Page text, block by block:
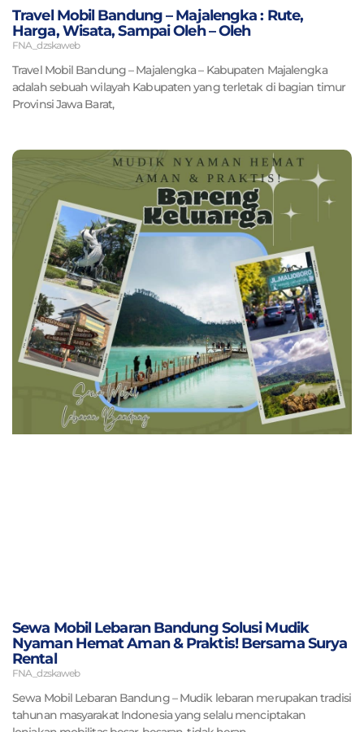
Travel Mobil Bandung – Majalengka : Rute,
Harga, Wisata, Sampai Oleh – Oleh
FNA_dzskaweb
Travel Mobil Bandung – Majalengka – Kabupaten Majalengka
adalah sebuah wilayah Kabupaten yang terletak di bagian timur
Provinsi Jawa Barat,
Sewa Mobil Lebaran Bandung Solusi Mudik
Nyaman Hemat Aman & Praktis! Bersama Surya
Rental
FNA_dzskaweb
Sewa Mobil Lebaran Bandung – Mudik lebaran merupakan tradisi
tahunan masyarakat Indonesia yang selalu menciptakan